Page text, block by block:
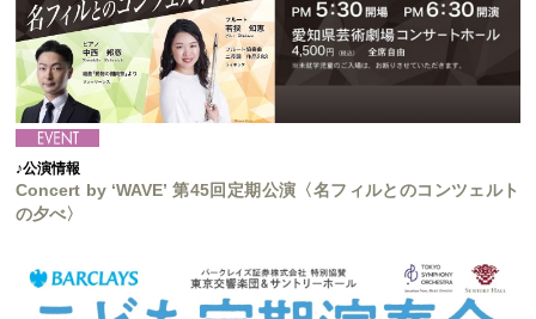
♪公演情報
Concert by ‘WAVE’ 第45回定期公演〈名フィルとのコンツェルト
の夕べ〉